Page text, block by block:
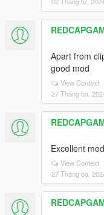
Apart from
good mod
View Context
27 Tháng ba,
Excellent mod
View Context
27 Tháng ba,